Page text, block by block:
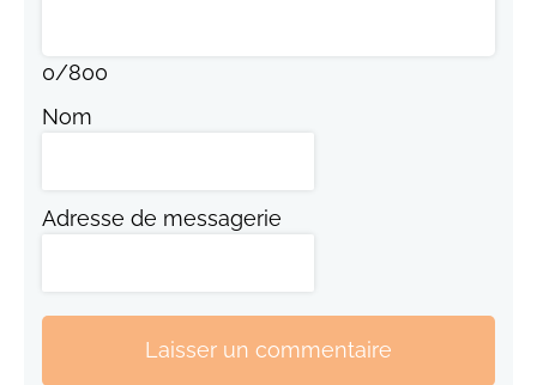
0/800
Nom
Adresse de messagerie
Laisser un commentaire